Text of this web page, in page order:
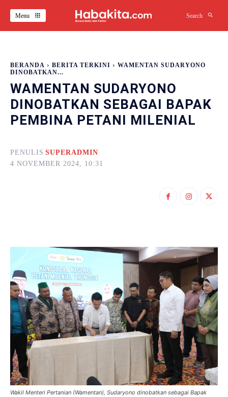
Menu Search
BERANDA BERITA TERKINI
WAMENTAN SUDARYONO
DINOBATKAN...
WAMENTAN SUDARYONO
DINOBATKAN SEBAGAI BAPAK
PEMBINA PETANI MILENIAL
PENULIS SUPERADMIN
4 NOVEMBER 2024, 10:31
Wakil Menteri Pertanian (Wamentan), Sudaryono dinobatkan sebagai Bapak